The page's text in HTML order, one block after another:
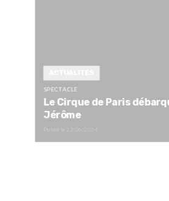
SPECTACLE
Le Cirque de Paris
Jérôme